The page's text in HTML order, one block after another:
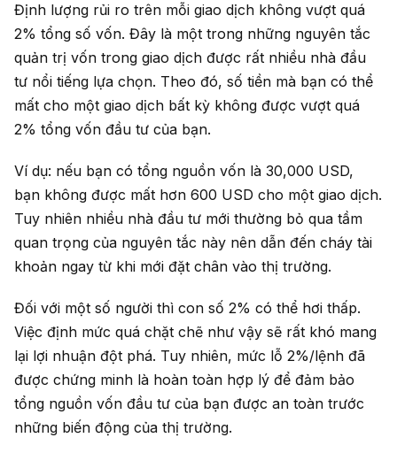
Định lượng rủi ro trên mỗi giao dịch không vượt quá
2% tổng số vốn. Đây là một trong những nguyên tắc
quản trị vốn trong giao dịch được rất nhiều nhà đầu
tư nổi tiếng lựa chọn. Theo đó, số tiền mà bạn có thể
mất cho một giao dịch bất kỳ không được vượt quá
2% tổng vốn đầu tư của bạn.
Ví dụ: nếu bạn có tổng nguồn vốn là 30,000 USD,
bạn không được mất hơn 600 USD cho một giao dịch.
Tuy nhiên nhiều nhà đầu tư mới thường bỏ qua tầm
quan trọng của nguyên tắc này nên dẫn đến cháy tài
khoản ngay từ khi mới đặt chân vào thị trường.
Đối với một số người thì con số 2% có thể hơi thấp.
Việc định mức quá chặt chẽ như vậy sẽ rất khó mang
lại lợi nhuận đột phá. Tuy nhiên, mức lỗ 2%/lệnh đã
được chứng minh là hoàn toàn hợp lý để đảm bảo
tổng nguồn vốn đầu tư của bạn được an toàn trước
những biến động của thị trường.